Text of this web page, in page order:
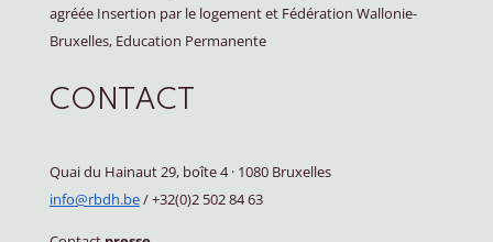
agréée Insertion par le logement et Fédération Wallonie-
Bruxelles, Education Permanente
CONTACT
Quai du Hainaut 29, boîte 4·1080 Bruxelles
info@rbdh.be/ +32(0)2 502 84 63